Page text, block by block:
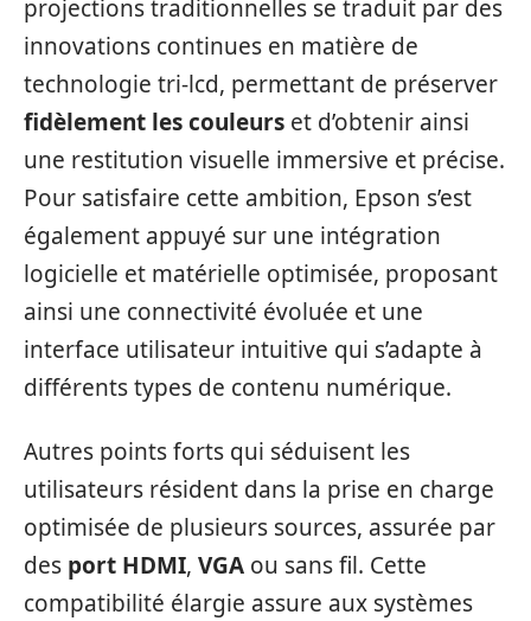
projections traditionnelles se traduit par des
innovations continues en matière de
technologie tri-lcd, permettant de préserver
fidèlement les couleurs et d’obtenir ainsi
une restitution visuelle immersive et précise.
Pour satisfaire cette ambition, Epson s’est
également appuyé sur une intégration
logicielle et matérielle optimisée, proposant
ainsi une connectivité évoluée et une
interface utilisateur intuitive qui s’adapte à
différents types de contenu numérique.
Autres points forts qui séduisent les
utilisateurs résident dans la prise en charge
optimisée de plusieurs sources, assurée par
des port HDMI, VGA ou sans fil. Cette
compatibilité élargie assure aux systèmes